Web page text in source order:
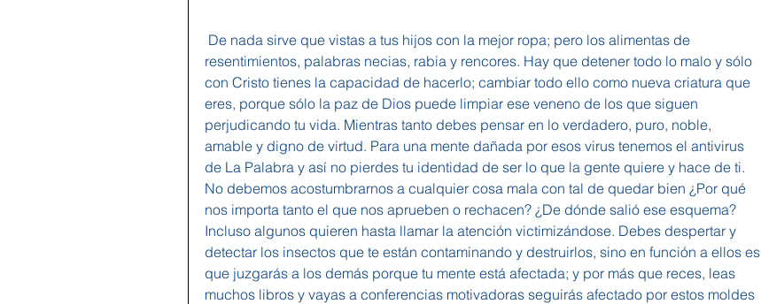
resentimientos, palabras necias, rabia y rencores. Hay que detener todo lo malo y sólo
con Cristo tienes la capacidad de hacerlo; cambiar todo ello como nueva criatura que
eres, porque sólo la paz de Dios puede limpiar ese veneno de los que siguen
perjudicando tu vida. Mientras tanto debes pensar en lo verdadero, puro, noble,
amable y digno de virtud. Para una mente dañada por esos virus tenemos el antivirus
de La Palabra y así no pierdes tu identidad de ser lo que la gente quiere y hace de ti.
No debemos acostumbrarnos a cualquier cosa mala con tal de quedar bien ¿Por qué
nos importa tanto el que nos aprueben o rechacen? ¿De dónde salió ese esquema?
Incluso algunos quieren hasta llamar la atención victimizándose. Debes despertar y
detectar los insectos que te están contaminando y destruirlos, sino en función a ellos es
que juzgarás a los demás porque tu mente está afectada; y por más que reces, leas
muchos libros y vayas a conferencias motivadoras seguirás afectado por estos moldes